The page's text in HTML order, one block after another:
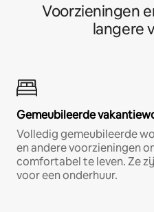
Voorzieningen
langere
Gemeubileerde
Volledig gemeubileerde
en andere voorzieningen
comfortabel te leven. Ze
voor een onderhuur.